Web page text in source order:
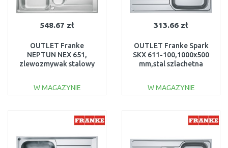
548.67 zł
OUTLET Franke
NEPTUN NEX 651,
zlewozmywak stalowy
W MAGAZYNIE
Do porównania
313.66 zł
OUTLET Franke Spark
SKX 611-100,1000x500
mm,stal szlachetna
W MAGAZYNIE
Do porównania